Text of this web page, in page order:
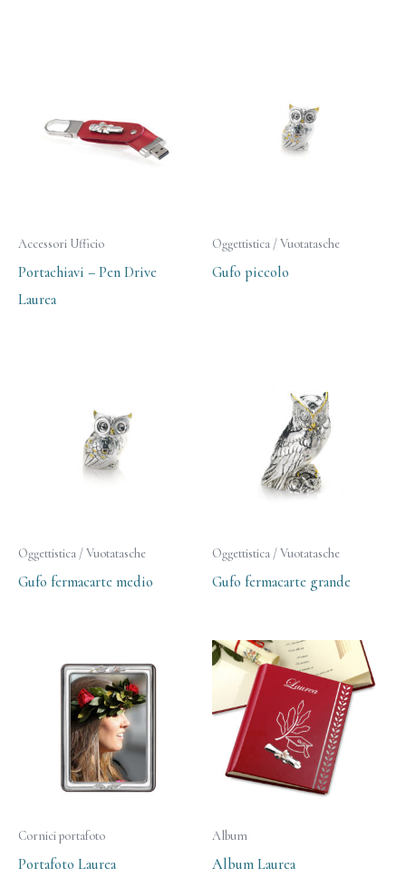
Accessori Ufficio
Portachiavi – Pen Drive
Laurea
Oggettistica / Vuotatasche
Gufo piccolo
Oggettistica / Vuotatasche
Gufo fermacarte medio
Oggettistica / Vuotatasche
Gufo fermacarte grande
Cornici portafoto
Portafoto Laurea
Album
Album Laurea